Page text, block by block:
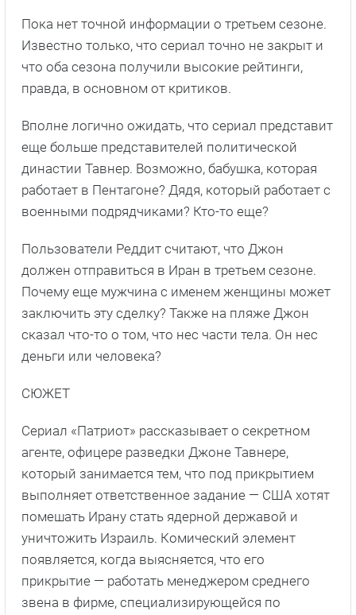
Пока нет точной информации о третьем сезоне.
Известно только, что сериал точно не закрыт и
что оба сезона получили высокие рейтинги,
правда, в основном от критиков.
Вполне логично ожидать, что сериал представит
еще больше представителей политической
династии Тавнер. Возможно, бабушка, которая
работает в Пентагоне? Дядя, который работает с
военными подрядчиками? Кто-то еще?
Пользователи Реддит считают, что Джон
должен отправиться в Иран в третьем сезоне.
Почему еще мужчина с именем женщины может
заключить эту сделку? Также на пляже Джон
сказал что-то о том, что нес части тела. Он нес
деньги или человека?
СЮЖЕТ
Сериал «Патриот» рассказывает о секретном
агенте, офицере разведки Джоне Тавнере,
который занимается тем, что под прикрытием
выполняет ответственное задание — США хотят
помешать Ирану стать ядерной державой и
уничтожить Израиль. Комический элемент
появляется, когда выясняется, что его
прикрытие — работать менеджером среднего
звена в фирме, специализирующейся по